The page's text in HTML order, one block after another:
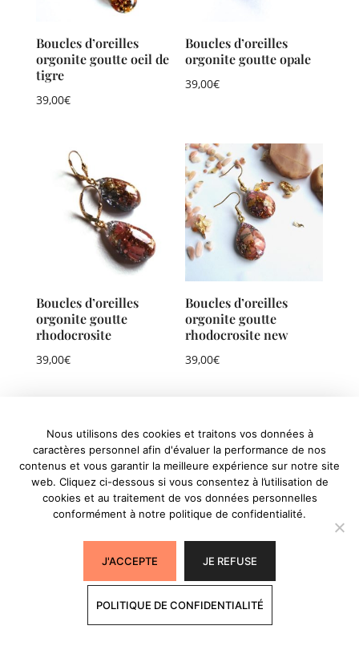
Boucles d’oreilles
orgonite goutte oeil de
tigre
39,00€
Boucles d’oreilles
orgonite goutte opale
39,00€
Boucles d’oreilles
orgonite goutte
rhodocrosite
39,00€
Boucles d’oreilles
orgonite goutte
rhodocrosite new
39,00€
Boucles d’oreilles
orgonite goutte
Boucles d’oreilles
orgonite goutte
Nous utilisons des cookies et traitons vos données à
caractères personnel afin d'évaluer la performance de nos
contenus et vous garantir la meilleure expérience sur notre site
web. Cliquez ci-dessous si vous consentez à l’utilisation de
cookies et au traitement de vos données personnelles
conformément à notre politique de confidentialité.
J'ACCEPTE JE REFUSE
POLITIQUE DE CONFIDENTIALITÉ